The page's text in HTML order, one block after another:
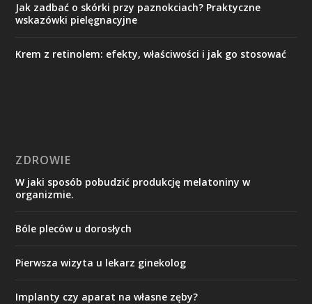
Jak zadbać o skórki przy paznokciach? Praktyczne
wskazówki pielęgnacyjne
Krem z retinolem: efekty, właściwości i jak go stosować
ZDROWIE
W jaki sposób pobudzić produkcję melatoniny w
organizmie.
Bóle pleców u dorosłych
Pierwsza wizyta u lekarz ginekolog
Implanty czy aparat na własne zęby?